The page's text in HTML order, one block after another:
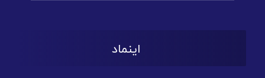
اینماد